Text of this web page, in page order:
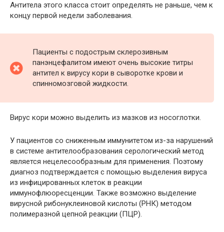
Антитела этого класса стоит определять не раньше, чем к
концу первой недели заболевания.
Пациенты с подострым склерозивным
панэнцефалитом имеют очень высокие титры
антител к вирусу кори в сыворотке крови и
спинномозговой жидкости.
Вирус кори можно выделить из мазков из носоглотки.
У пациентов со сниженным иммунитетом из-за нарушений
в системе антителообразования серологический метод
является нецелесообразным для применения. Поэтому
диагноз подтверждается с помощью выделения вируса
из инфицированных клеток в реакции
иммунофлюоресценции. Также возможно выделение
вирусной рибонуклеиновой кислоты (РНК) методом
полимеразной цепной реакции (ПЦР).